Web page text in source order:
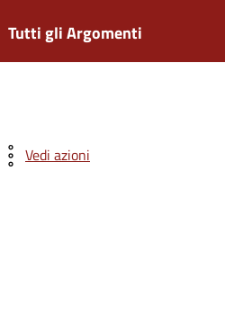
Tutti gli Argomenti
Vedi azioni